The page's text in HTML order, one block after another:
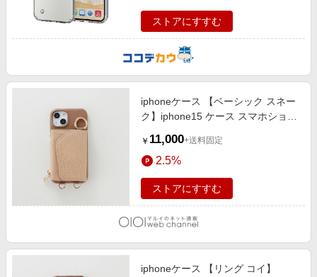
ストアにすすむ
iphoneケース 【ベーシック スネー
ク】iphone15 ケース スマホショル
￥ 11,000+送料固定
2.5%
ストアにすすむ
iphoneケース 【リング コイ】